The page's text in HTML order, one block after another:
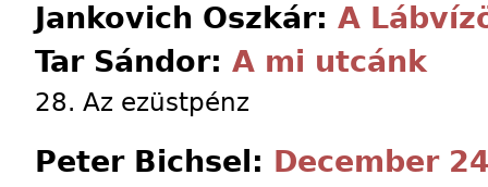
Jankovich Oszkár: A
Tar Sándor: A mi utcánk
28. Az ezüstpénz
Peter Bichsel: December